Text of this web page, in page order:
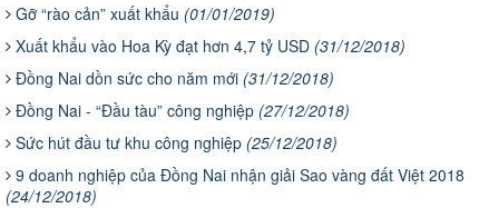
Gỡ “rào cản” xuất khẩu (01/01/2019)
​Xuất khẩu vào Hoa Kỳ đạt hơn 4,7 tỷ USD (31/12/2018)
Đồng Nai dồn sức cho năm mới (31/12/2018)
​Đồng Nai - “Đầu tàu” công nghiệp (27/12/2018)
​Sức hút đầu tư khu công nghiệp (25/12/2018)
9 doanh nghiệp của Đồng Nai nhận giải Sao vàng đất Việt 2018
(24/12/2018)